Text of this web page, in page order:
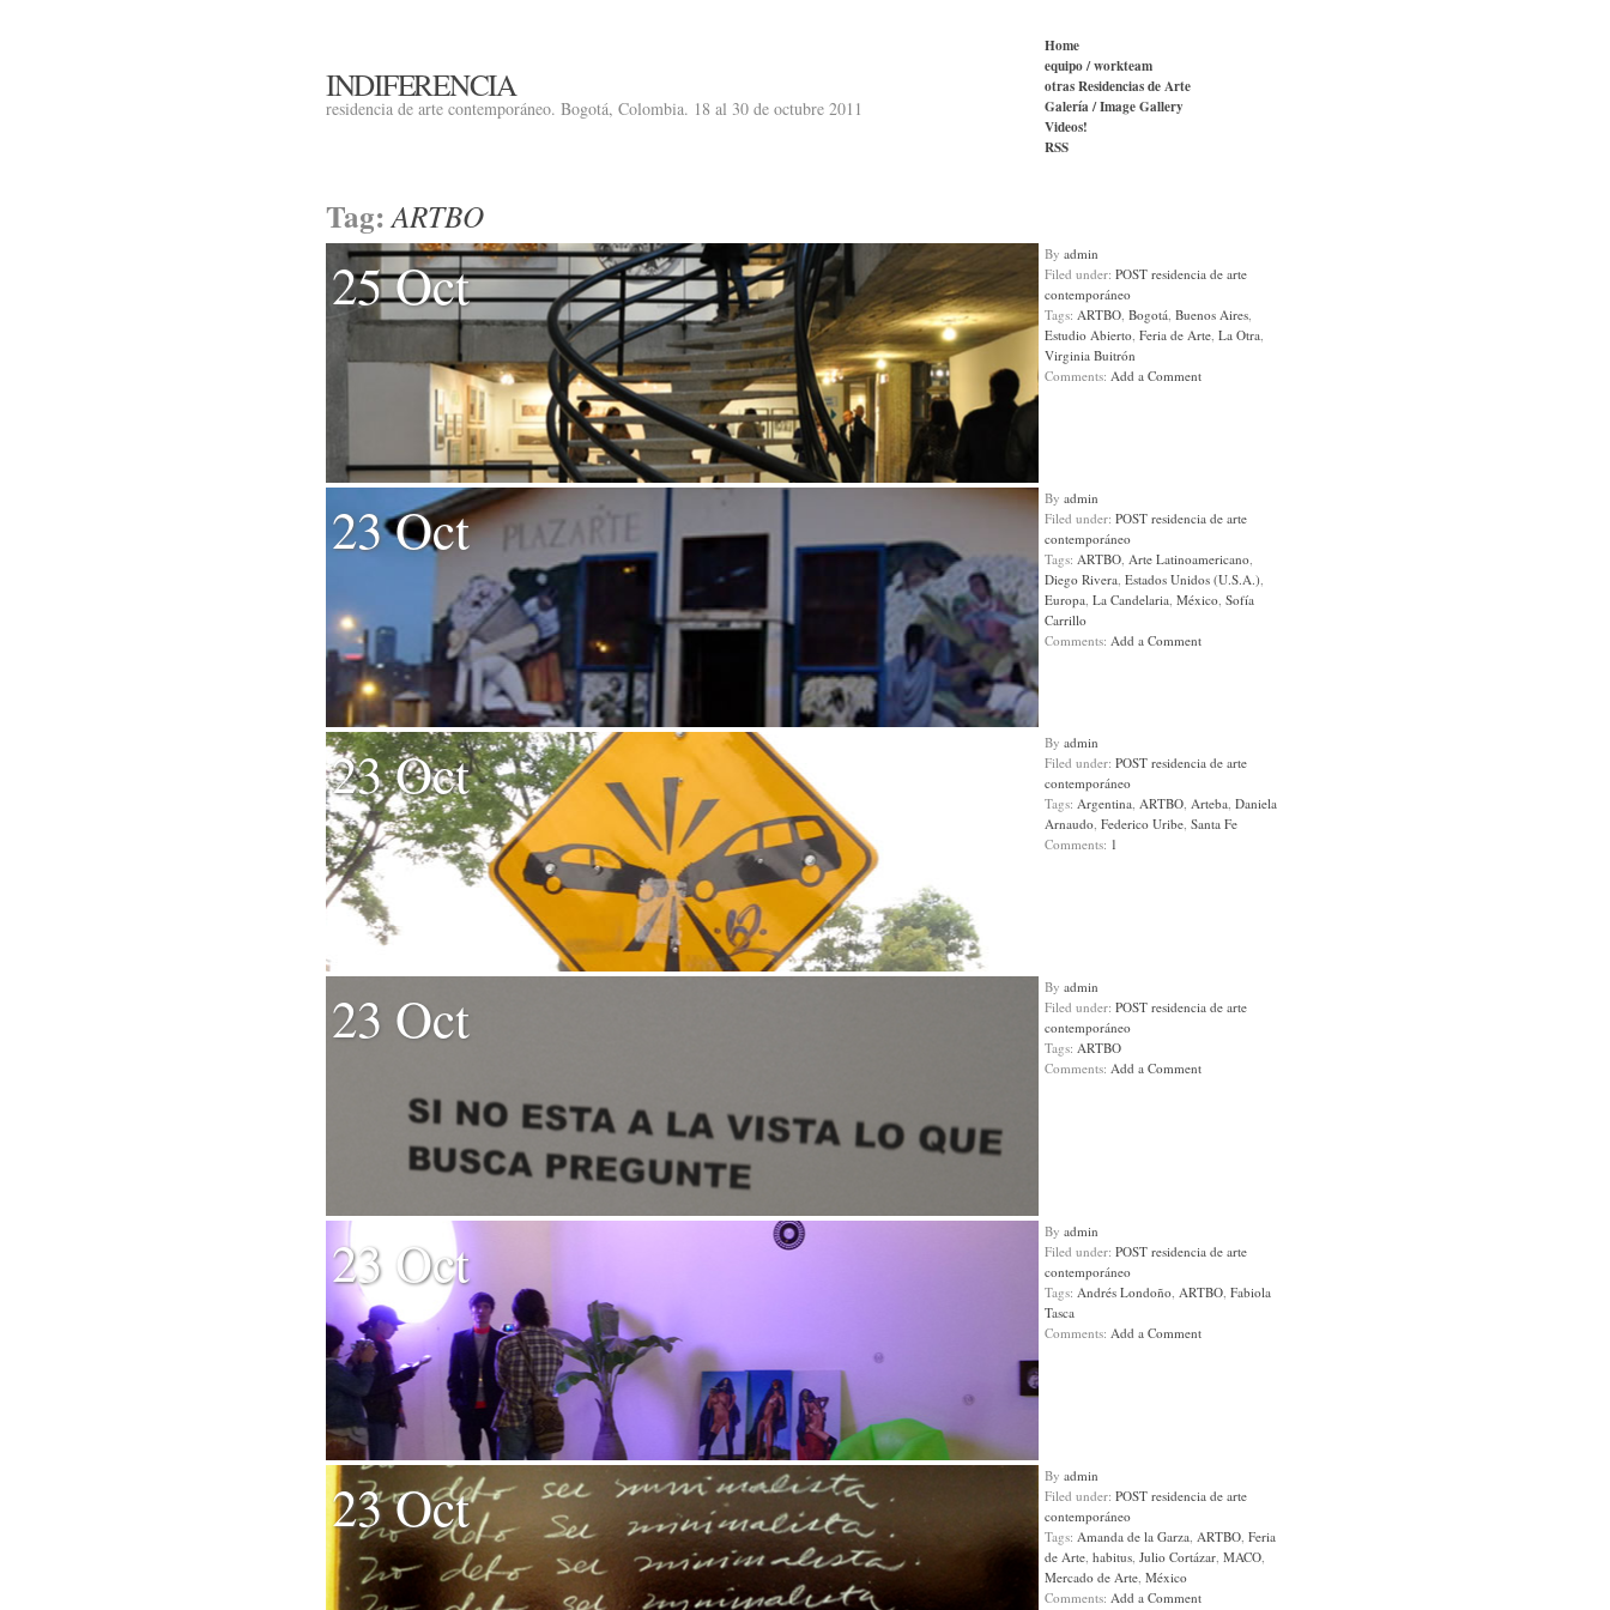
INDIFERENCIA
residencia de arte contemporáneo. Bogotá, Colombia. 18 al 30 de octubre 2011
Home
equipo / workteam
otras Residencias de Arte
Galería / Image Gallery
Videos!
RSS
Tag:ARTBO
25 Oct By admin
Filed under: POST residencia de arte
contemporáneo
Tags: ARTBO, Bogotá, Buenos Aires,
Estudio Abierto, Feria de Arte, La Otra,
Virginia Buitrón
Comments: Add a Comment
23 Oct By admin
Filed under: POST residencia de arte
contemporáneo
Tags: ARTBO, Arte Latinoamericano,
Diego Rivera, Estados Unidos (U.S.A.),
Europa, La Candelaria, México, Sofía
Carrillo
Comments: Add a Comment
23 Oct By admin
Filed under: POST residencia de arte
contemporáneo
Tags: Argentina, ARTBO, Arteba, Daniela
Arnaudo, Federico Uribe, Santa Fe
Comments: 1
23 Oct By admin
Filed under: POST residencia de arte
contemporáneo
Tags: ARTBO
Comments: Add a Comment
23 Oct By admin
Filed under: POST residencia de arte
contemporáneo
Tags: Andrés Londoño, ARTBO, Fabiola
Tasca
Comments: Add a Comment
23 Oct By admin
Filed under: POST residencia de arte
contemporáneo
Tags: Amanda de la Garza, ARTBO, Feria
de Arte, habitus, Julio Cortázar, MACO,
Mercado de Arte, México
Comments: Add a Comment